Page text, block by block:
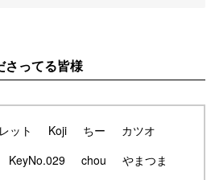
さってる皆様
ット Koji ちー
カツオ
KeyNo.029 chou
やまつま